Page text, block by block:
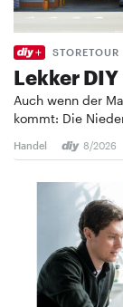
Lekker
Auch wenn der
kommt: Die
Handel 8/2026